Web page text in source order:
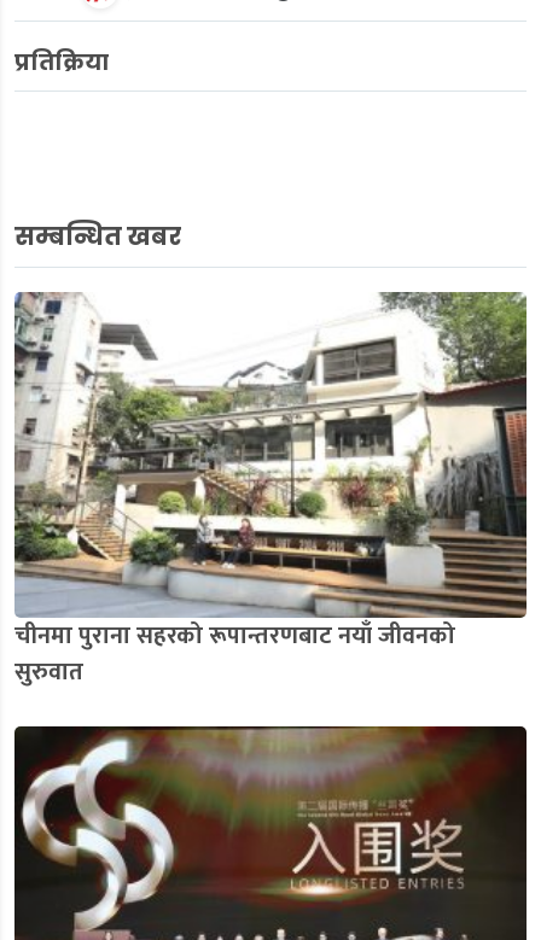
प्रतिक्रिया
सम्बन्धित खबर
चीनमा पुराना सहरको रूपान्तरणबाट नयाँ जीवनको
सुरुवात